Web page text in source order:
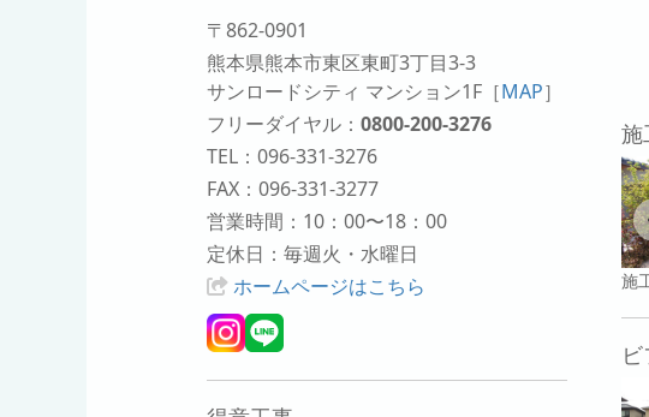
〒862-0901
熊本県熊本市東区東町3丁目3-3
サンロードシティ マンション1F ［MAP］
フリーダイヤル： 0800-200-3276
TEL：096-331-3276
FAX：096-331-3277
営業時間：10：00〜18：00
定休日：毎週火・水曜日
ホームページはこちら
施
施